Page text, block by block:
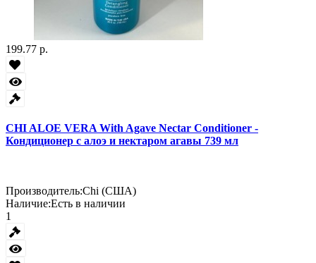
199.77 р.
CHI ALOE VERA With Agave Nectar Conditioner -
Кондиционер с алоэ и нектаром агавы 739 мл
Производитель:Chi (США)
Наличие:Есть в наличии
1